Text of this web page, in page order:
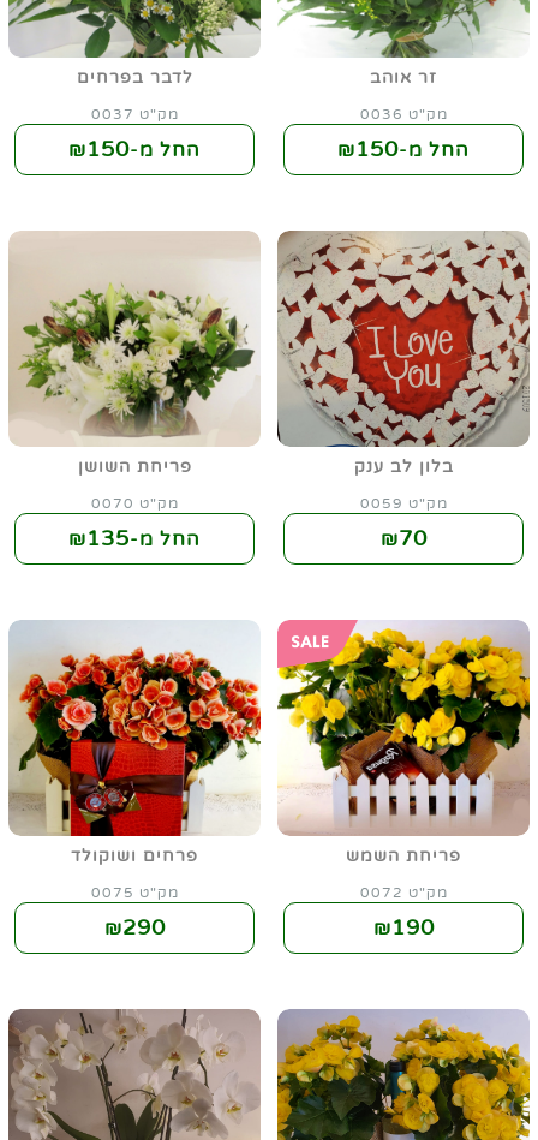
זר אוהב
מק"ט 0036
החל מ-₪150
לדבר בפרחים
מק"ט 0037
החל מ-₪150
בלון לב ענק
מק"ט 0059
₪70
פריחת השושן
מק"ט 0070
החל מ-₪135
פריחת השמש
מק"ט 0072
₪190
פרחים ושוקולד
מק"ט 0075
₪290